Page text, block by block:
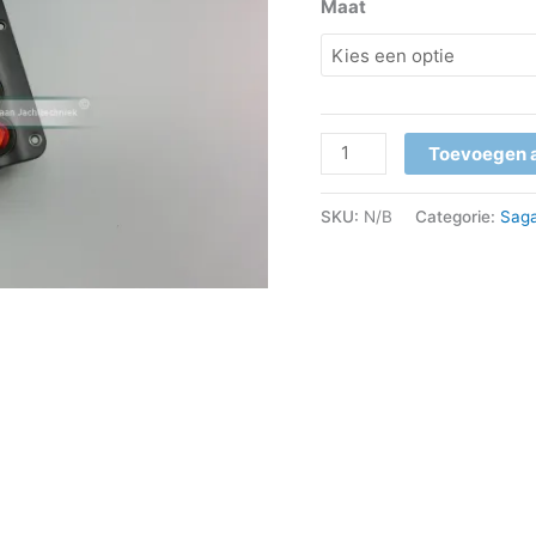
Maat
Toevoegen
SKU: N/B Categorie: